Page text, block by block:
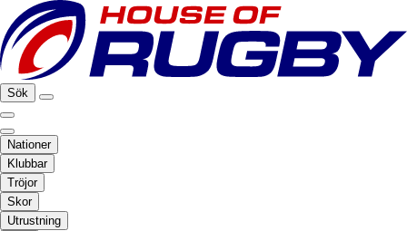
Sök
Nationer
Klubbar
Tröjor
Skor
Utrustning